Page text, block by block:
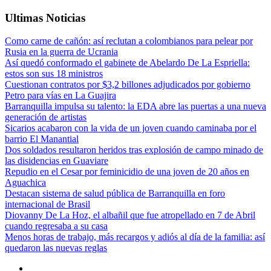
Ultimas Noticias
Como carne de cañón: así reclutan a colombianos para pelear por
Rusia en la guerra de Ucrania
Así quedó conformado el gabinete de Abelardo De La Espriella:
estos son sus 18 ministros
Cuestionan contratos por $3,2 billones adjudicados por gobierno
Petro para vías en La Guajira
Barranquilla impulsa su talento: la EDA abre las puertas a una nueva
generación de artistas
Sicarios acabaron con la vida de un joven cuando caminaba por el
barrio El Manantial
Dos soldados resultaron heridos tras explosión de campo minado de
las disidencias en Guaviare
Repudio en el Cesar por feminicidio de una joven de 20 años en
Aguachica
Destacan sistema de salud pública de Barranquilla en foro
internacional de Brasil
Diovanny De La Hoz, el albañil que fue atropellado en 7 de Abril
cuando regresaba a su casa
Menos horas de trabajo, más recargos y adiós al día de la familia: así
quedaron las nuevas reglas